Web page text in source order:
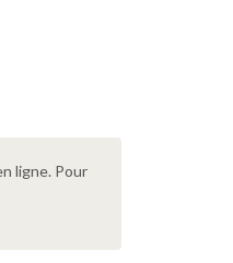
ligne. Pour